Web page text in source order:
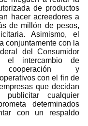
de productos
hacer acreedores a
de millón de pesos,
Asimismo, el
conjuntamente con la
del Consumidor
el intercambio de
cooperación y
con el fin de
que decidan
publicitar cualquier
determinados
con un respaldo